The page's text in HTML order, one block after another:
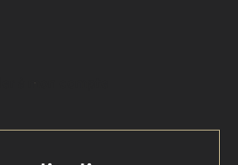
à mon compte